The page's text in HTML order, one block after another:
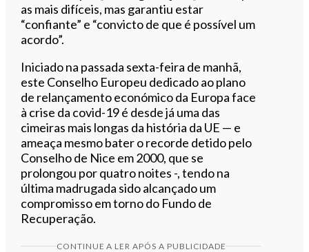
as mais difíceis, mas garantiu estar
“confiante” e “convicto de que é possível um
acordo”.
Iniciado na passada sexta-feira de manhã,
este Conselho Europeu dedicado ao plano
de relançamento económico da Europa face
à crise da covid-19 é desde já uma das
cimeiras mais longas da história da UE — e
ameaça mesmo bater o recorde detido pelo
Conselho de Nice em 2000, que se
prolongou por quatro noites -, tendo na
última madrugada sido alcançado um
compromisso em torno do Fundo de
Recuperação.
CONTINUE A LER APÓS A PUBLICIDADE